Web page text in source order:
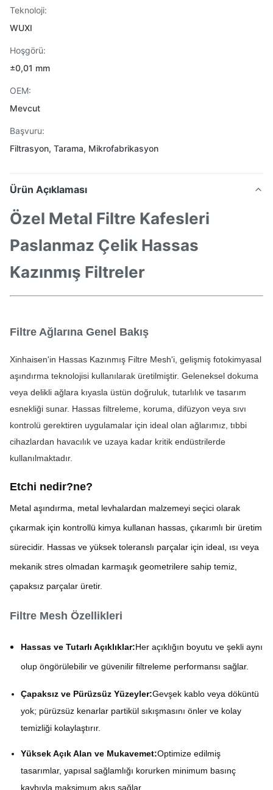
Teknoloji:
WUXI
Hoşgörü:
±0,01 mm
OEM:
Mevcut
Başvuru:
Filtrasyon, Tarama, Mikrofabrikasyon
Ürün Açıklaması
Özel Metal Filtre Kafesleri
Paslanmaz Çelik Hassas
Kazınmış Filtreler
Filtre Ağlarına Genel Bakış
Xinhaisen'in Hassas Kazınmış Filtre Mesh'i, gelişmiş fotokimyasal
aşındırma teknolojisi kullanılarak üretilmiştir. Geleneksel dokuma
veya delikli ağlara kıyasla üstün doğruluk, tutarlılık ve tasarım
esnekliği sunar. Hassas filtreleme, koruma, difüzyon veya sıvı
kontrolü gerektiren uygulamalar için ideal olan ağlarımız, tıbbi
cihazlardan havacılık ve uzaya kadar kritik endüstrilerde
kullanılmaktadır.
Etchi nedir?ne?
Metal aşındırma, metal levhalardan malzemeyi seçici olarak
çıkarmak için kontrollü kimya kullanan hassas, çıkarımlı bir üretim
sürecidir. Hassas ve yüksek toleranslı parçalar için ideal, ısı veya
mekanik stres olmadan karmaşık geometrilere sahip temiz,
çapaksız parçalar üretir.
Filtre Mesh Özellikleri
Hassas ve Tutarlı Açıklıklar:Her açıklığın boyutu ve şekli aynı
olup öngörülebilir ve güvenilir filtreleme performansı sağlar.
Çapaksız ve Pürüzsüz Yüzeyler:Gevşek kablo veya döküntü
yok; pürüzsüz kenarlar partikül sıkışmasını önler ve kolay
temizliği kolaylaştırır.
Yüksek Açık Alan ve Mukavemet:Optimize edilmiş
tasarımlar, yapısal sağlamlığı korurken minimum basınç
kaybıyla maksimum akış sağlar.